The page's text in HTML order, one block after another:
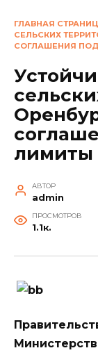
ГЛАВНАЯ
СЕЛЬСКИХ
CОГЛАШЕНИЯ
лимиты
АВТОР
admin
ПРОСМОТРОВ
1.1к.